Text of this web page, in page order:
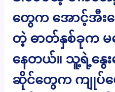
တွေက အောင့်အီး
တဲ့ ဓာတ်နှစ်ခုက မ
နေတယ်။ သူ့ရဲ့နွေ
ဆိုင်တွေက ကျုပ်ပ